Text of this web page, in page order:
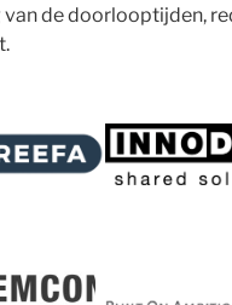
de doorlooptijden,